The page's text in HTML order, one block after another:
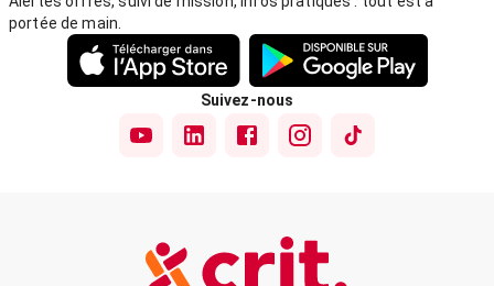
portée de main.
Suivez-nous